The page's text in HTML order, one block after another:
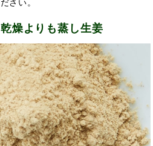
さい。
燥よりも蒸し生姜